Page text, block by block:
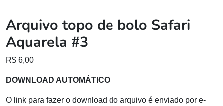
Arquivo topo de bolo Safari
Aquarela #3
R$ 6,00
DOWNLOAD AUTOMÁTICO
O link para fazer o download do arquivo é enviado por e-